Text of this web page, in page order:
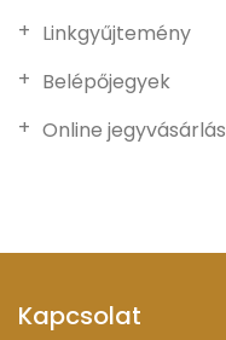
Linkgyűjtemény
Belépőjegyek
Online jegyvásárlás
Kapcsolat